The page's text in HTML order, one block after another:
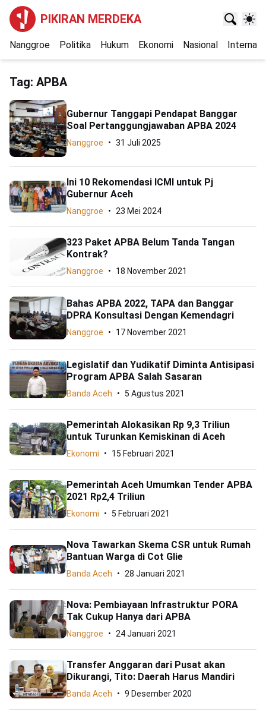
PIKIRAN MERDEKA
Nanggroe Politika Hukum Ekonomi Nasional
Tag: APBA
Gubernur Tanggapi Pendapat Banggar
Soal Pertanggungjawaban APBA 2024
Nanggroe 31 Juli 2025
Ini 10 Rekomendasi ICMI untuk Pj
Gubernur Aceh
Nanggroe 23 Mei 2024
323 Paket APBA Belum Tanda Tangan
Kontrak?
Nanggroe 18 November 2021
Bahas APBA 2022, TAPA dan Banggar
DPRA Konsultasi Dengan Kemendagri
Nanggroe 17 November 2021
Legislatif dan Yudikatif Diminta Antisipasi
Program APBA Salah Sasaran
Banda Aceh 5 Agustus 2021
Pemerintah Alokasikan Rp 9,3 Triliun
untuk Turunkan Kemiskinan di Aceh
Ekonomi 15 Februari 2021
Pemerintah Aceh Umumkan Tender APBA
2021 Rp2,4 Triliun
Ekonomi 5 Februari 2021
Nova Tawarkan Skema CSR untuk Rumah
Bantuan Warga di Cot Glie
Banda Aceh 28 Januari 2021
Nova: Pembiayaan Infrastruktur PORA
Tak Cukup Hanya dari APBA
Nanggroe 24 Januari 2021
Transfer Anggaran dari Pusat akan
Dikurangi, Tito: Daerah Harus Mandiri
Banda Aceh 9 Desember 2020